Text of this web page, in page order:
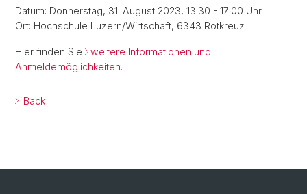
Datum: Donnerstag, 31. August 2023, 13:30 - 17:00 Uhr
Ort: Hochschule Luzern/Wirtschaft, 6343 Rotkreuz
Hier finden Sie
weitere Informationen und
Anmeldemöglichkeiten.
Back